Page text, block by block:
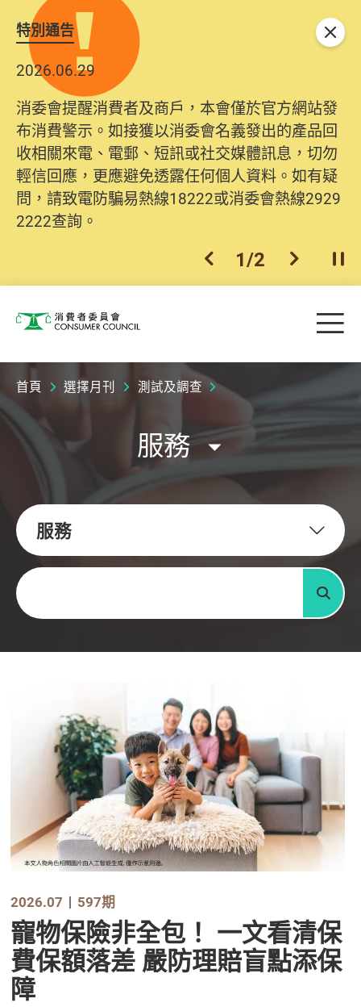
特別通告
2026.06.29
消委會提醒消費者及商戶，本會僅於官方網站發
布消費警示。如接獲以消委會名義發出的產品回
收相關來電、電郵、短訊或社交媒體訊息，切勿
輕信回應，更應避免透露任何個人資料。如有疑
問，請致電防騙易熱線18222或消委會熱線2929
2222查詢。
上一個
1/2 下一個開
關閉
消費者委員會 目
首頁 選擇月刊 測試及調查
服務
服務
關鍵字
搜尋
2026.07 597期
寵物保險非全包！ 一文看清保
費保額落差 嚴防理賠盲點添保
障